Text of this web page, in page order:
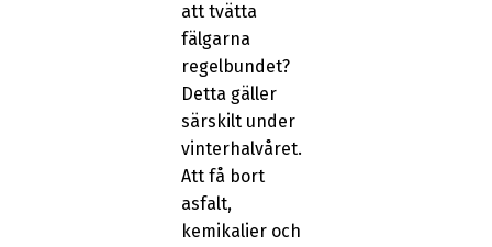
att tvätta
fälgarna
regelbundet?
Detta gäller
särskilt under
vinterhalvåret.
Att få bort
asfalt,
kemikalier och